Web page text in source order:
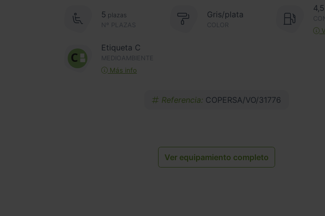
Nº PLAZAS
5 plazas Gris/plata
COLOR
4,5
Etiqueta C
MEDIOAMBIENTE
Más info
Referencia: COPERSA/VO/31776
Ver equipamiento completo